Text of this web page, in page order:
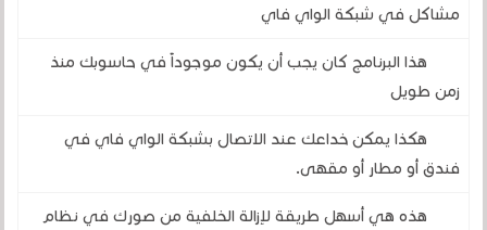
مشاكل في شبكة الواي فاي
هذا البرنامج كان يجب أن يكون موجوداً في حاسوبك منذ
زمن طويل
هكذا يمكن خداعك عند الاتصال بشبكة الواي فاي في
فندق أو مطار أو مقهى.
هذه هي أسهل طريقة لإزالة الخلفية من صورك في نظام